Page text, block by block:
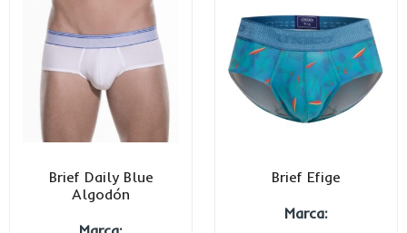
Brief Daily Blue
Algodón
Brief Efige
Marca: